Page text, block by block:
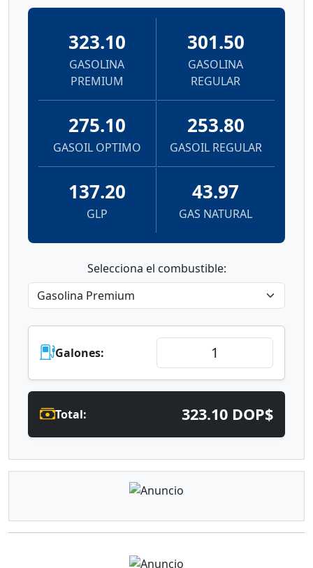
323.10
GASOLINA
PREMIUM
301.50
GASOLINA
REGULAR
275.10
GASOIL OPTIMO
253.80
GASOIL REGULAR
137.20 43.97
Selecciona el combustible: